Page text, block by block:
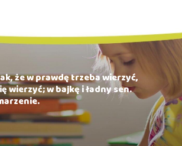
że w prawdę trzeba wierzyć,
wierzyć; w bajkę i ładny sen.